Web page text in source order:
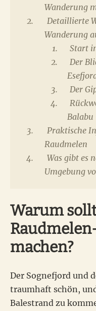
Wanderung
Detaillierte
Wanderung
Start
Der
Der
Balabu
Praktische
Raudmelen
Was gibt es
Umgebung
Warum
machen?
Der Sognefjord und
traumhaft schön,
Balestrand zu